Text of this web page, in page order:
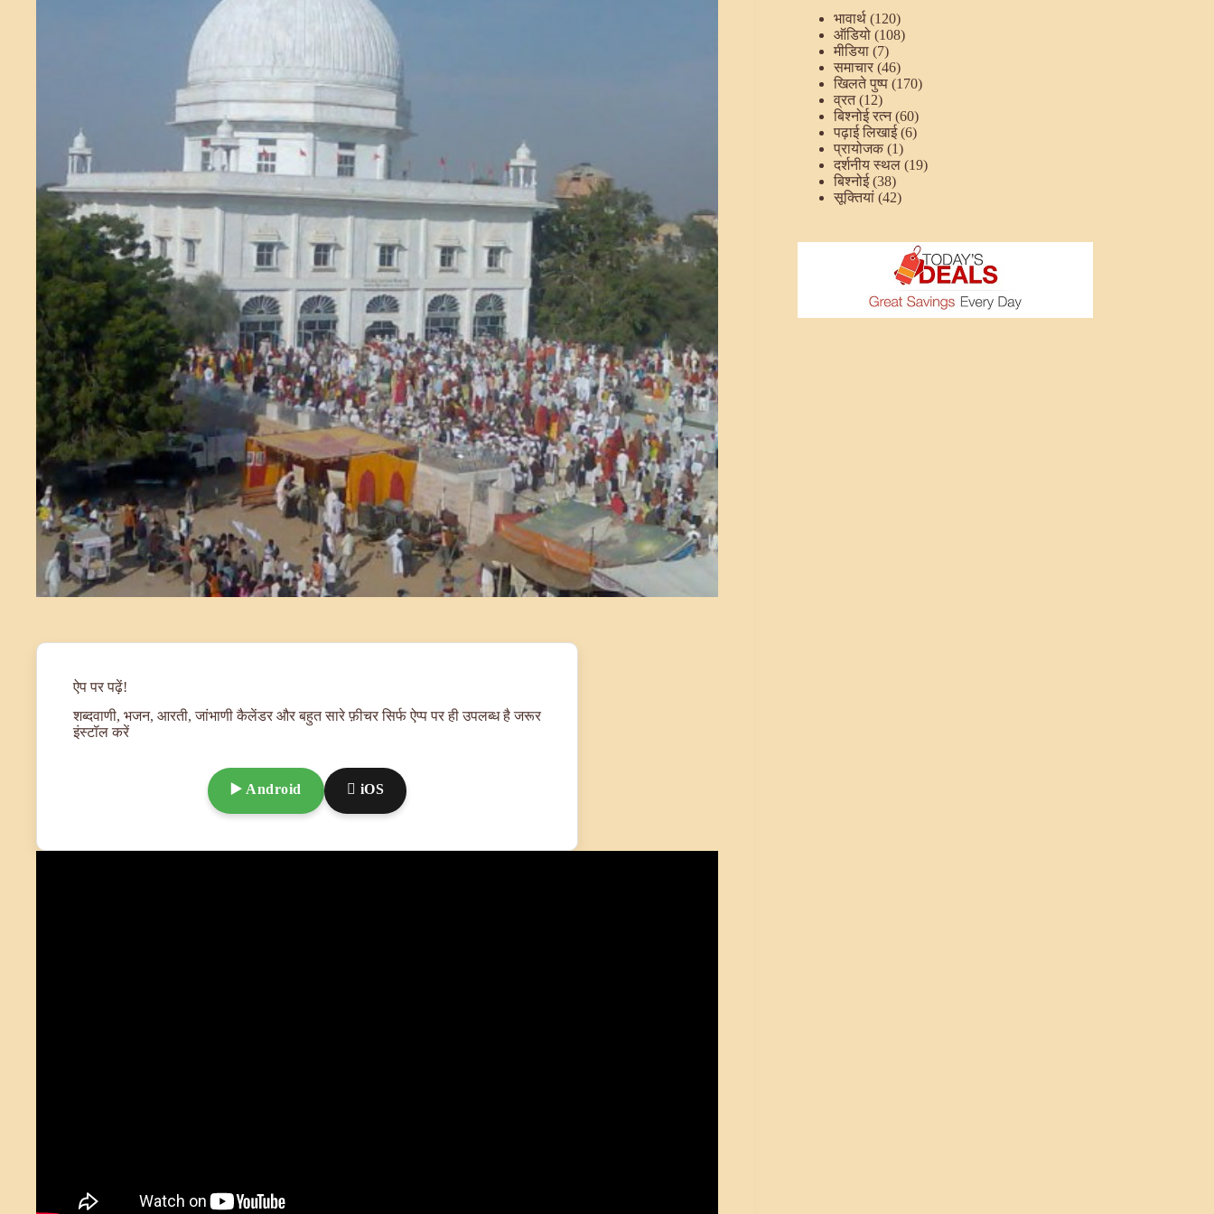
ऐप पर पढ़ें!
शब्दवाणी, भजन, आरती, जांभाणी कैलेंडर और बहुत सारे फ़ीचर सिर्फ ऐप्प पर ही उपलब्ध है जरूर
इंस्टॉल करें
▶️ Android  iOS
भावार्थ (120)
ऑडियो (108)
मीडिया (7)
समाचार (46)
खिलते पुष्प (170)
व्रत(12)
बिश्नोई रत्न(60)
पढ़ाई लिखाई(6)
प्रायोजक (1)
दर्शनीय स्थल (19)
बिश्नोई(38)
सूक्तियां (42)